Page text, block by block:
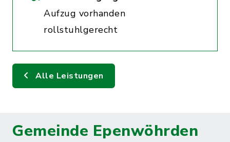
Aufzug vorhanden
rollstuhlgerecht
Alle Leistungen
Gemeinde Epenwöhrden